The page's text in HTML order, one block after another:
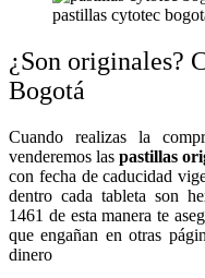
pastillas cytotec
¿Son originales?
Bogotá
Cuando realizas la
venderemos las pastillas
con fecha de caducidad
dentro cada tableta son
1461 de esta manera te
que engañan en otras
dinero